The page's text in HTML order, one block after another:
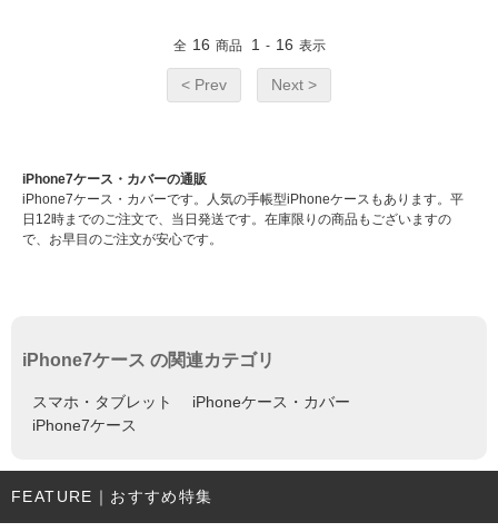
全 16 商品 1 - 16 表示
< Prev Next >
iPhone7ケース・カバーの通販
iPhone7ケース・カバーです。人気の手帳型iPhoneケースもあります。平
日12時までのご注文で、当日発送です。在庫限りの商品もございますの
で、お早目のご注文が安心です。
iPhone7ケース の関連カテゴリ
スマホ・タブレット
iPhoneケース・カバー
iPhone7ケース
FEATURE｜おすすめ特集